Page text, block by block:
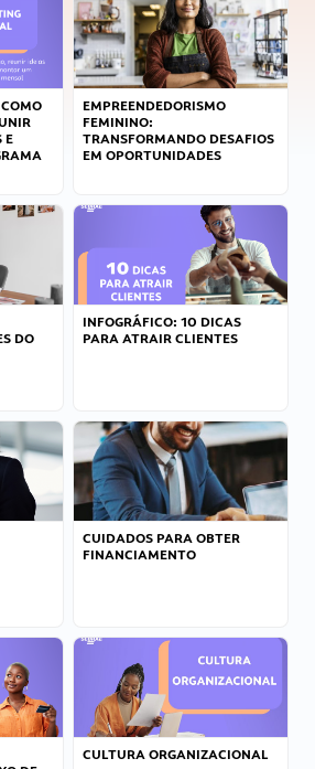
E
EMPREENDEDORISMO
FEMININO:
TRANSFORMANDO DESAFIOS
EM OPORTUNIDADES
DO
INFOGRÁFICO: 10 DICAS
PARA ATRAIR CLIENTES
CUIDADOS PARA OBTER
FINANCIAMENTO
CULTURA ORGANIZACIONAL